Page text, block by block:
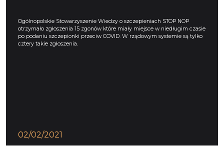
Ogólnopolskie Stowarzyszenie Wiedzy o szczepieniach STOP NOP
otrzymało zgłoszenia 15 zgonów które miały miejsce w niedługim czasie
po podaniu szczepionki przeciw COVID. W rządowym systemie są tylko
cztery takie zgłoszenia.
02/02/2021